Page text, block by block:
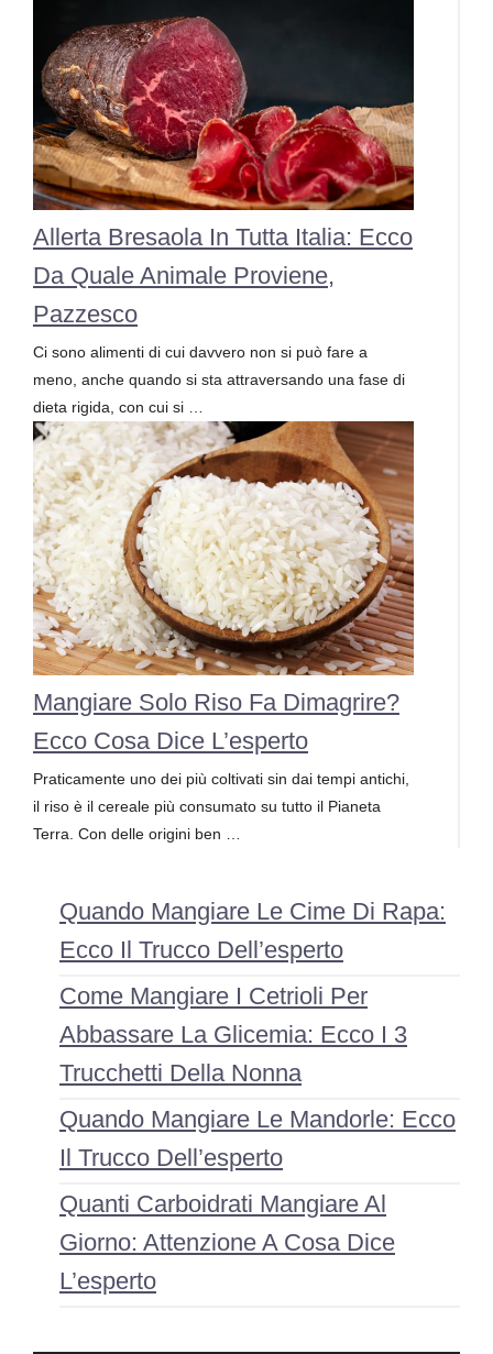
Allerta Bresaola In Tutta Italia: Ecco
Da Quale Animale Proviene,
Pazzesco
Ci sono alimenti di cui davvero non si può fare a
meno, anche quando si sta attraversando una fase di
dieta rigida, con cui si …
Mangiare Solo Riso Fa Dimagrire?
Ecco Cosa Dice L’esperto
Praticamente uno dei più coltivati sin dai tempi antichi,
il riso è il cereale più consumato su tutto il Pianeta
Terra. Con delle origini ben …
Quando Mangiare Le Cime Di Rapa:
Ecco Il Trucco Dell’esperto
Come Mangiare I Cetrioli Per
Abbassare La Glicemia: Ecco I 3
Trucchetti Della Nonna
Quando Mangiare Le Mandorle: Ecco
Il Trucco Dell’esperto
Quanti Carboidrati Mangiare Al
Giorno: Attenzione A Cosa Dice
L’esperto